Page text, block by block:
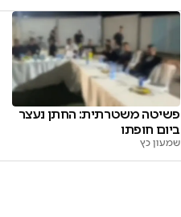
פשיטה משטרתית: החתן נעצר
ביום חופתו
שמעון כץ